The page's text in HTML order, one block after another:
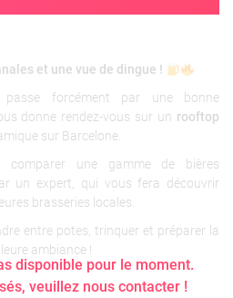
disponible pour le moment.
veuillez nous contacter !
et une vue de dingue !
passe forcément par une bonne
donne rendez-vous sur un rooftop
sur Barcelone.
comparer une gamme de bières
un expert, qui vous fera découvrir
brasseries locales.
entre potes, trinquer et préparer la
ambiance !